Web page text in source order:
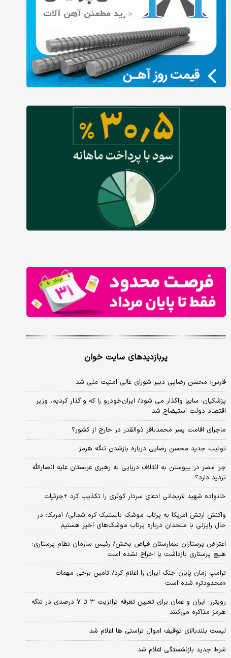
پربازدیدهای سایت خوان
فارس: محسن رضایی دبیر شورای عالی امنیت ملی شد
پزشکیان: سایپا واگذار می شود/ ایران‌خودرو را که واگذار کردیم، وزیر
اقتصاد دولت استیضاح شد
ماجرای اقامت پسر محمدباقر ذوالقدر در خارج از کشور؟
توئیت جدید محسن رضایی درباره بازشدن تنگه هرمز
چرا مصر در پیوستن به ائتلاف دریایی به رهبری عربستان علیه انصارالله
تردید دارد؟
خانواده شهید لاریجانی ادعای سردار کوثری را تکذیب کرد +جزئیات
واکنش ارتش آمریکا به پرتاب موشک بالستیک کره شمالی/ آمریکا: در
حال رایزنی با متحدان درباره پرتاب موشک‌های اخیر هستیم
اعتراض پرستاران بیمارستان فیاض بخش/ رئیس سازمان نظام پرستاری:
هیچ پرستاری بازداشت یا اخراج نشده است
ترامپ زمان پایان جنگ ایران را اعلام کرد/ تامین برخی مهمات
«محدودتر» شده است
رویترز: ایران و عمان برای تعیین تعرفه ترانزیت ۳ تا ۷ درصدی در تنگه
هرمز مذاکره می‌کنند
لیست بلندبالای توقیف اموال تراستی ها اعلام شد
شرط جدید بازنشستگی اعلام شد